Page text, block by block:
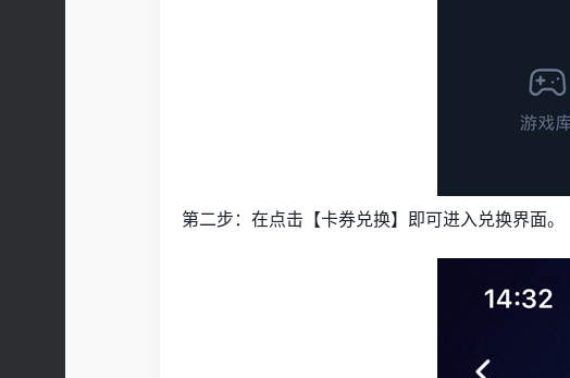
第二步：在点击【卡券兑换】即可进入兑换界面。